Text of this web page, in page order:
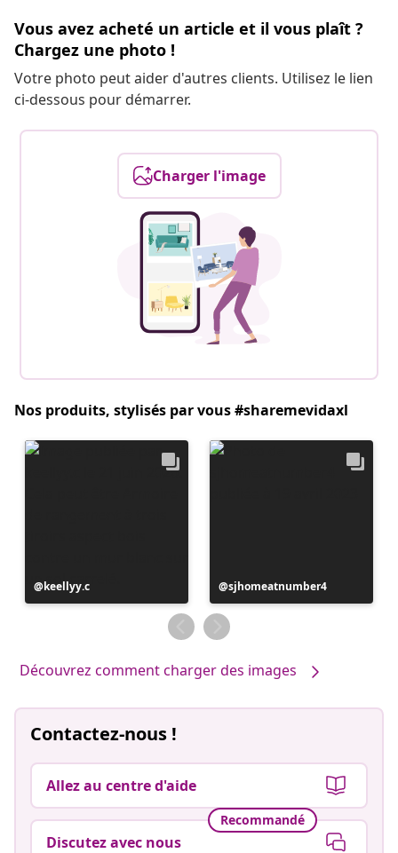
Vous avez acheté un article et il vous plaît ?
Chargez une photo !
Votre photo peut aider d'autres clients. Utilisez le lien
ci-dessous pour démarrer.
Charger l'image
Nos produits, stylisés par vous #sharemevidaxl
Publication
publiée
keellyy.c
Publication
publiée
par
sjhomeatnumber4
Découvrez comment charger des images
Contactez-nous !
Allez au centre d'aide
Recommandé
Discutez avec nous